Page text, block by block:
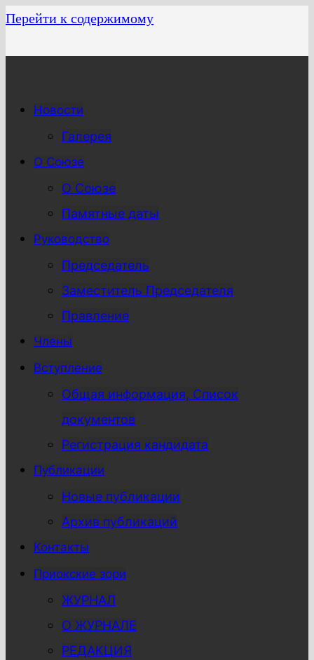
Перейти к содержимому
Новости
Галерея
О Союзе
О Союзе
Памятные даты
Руководство
Председатель
Заместитель Председателя
Правление
Члены
Вступление
Общая информация, Список
документов
Регистрация кандидата
Публикации
Новые публикации
Архив публикаций
Контакты
Приокские зори
ЖУРНАЛ
О ЖУРНАЛЕ
РЕДАКЦИЯ